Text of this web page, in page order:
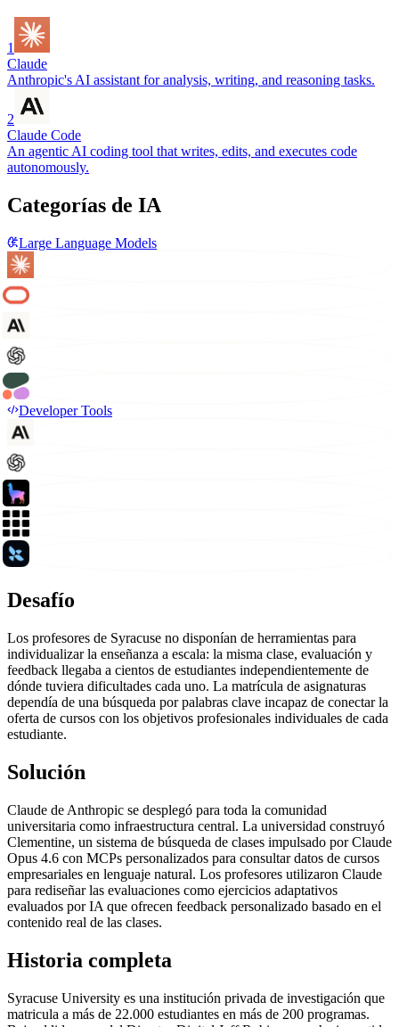
1
Claude
Anthropic's AI assistant for analysis, writing, and reasoning tasks.
2
Claude Code
An agentic AI coding tool that writes, edits, and executes code
autonomously.
Categorías de IA
Large Language Models
Developer Tools
Desafío
Los profesores de Syracuse no disponían de herramientas para
individualizar la enseñanza a escala: la misma clase, evaluación y
feedback llegaba a cientos de estudiantes independientemente de
dónde tuviera dificultades cada uno. La matrícula de asignaturas
dependía de una búsqueda por palabras clave incapaz de conectar la
oferta de cursos con los objetivos profesionales individuales de cada
estudiante.
Solución
Claude de Anthropic se desplegó para toda la comunidad
universitaria como infraestructura central. La universidad construyó
Clementine, un sistema de búsqueda de clases impulsado por Claude
Opus 4.6 con MCPs personalizados para consultar datos de cursos
empresariales en lenguaje natural. Los profesores utilizaron Claude
para rediseñar las evaluaciones como ejercicios adaptativos
evaluados por IA que ofrecen feedback personalizado basado en el
contenido real de las clases.
Historia completa
Syracuse University es una institución privada de investigación que
matricula a más de 22.000 estudiantes en más de 200 programas.